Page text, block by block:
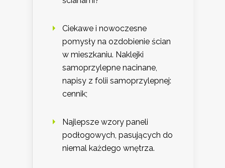
Ciekawe i nowoczesne
pomysły na ozdobienie ścian
w mieszkaniu. Naklejki
samoprzylepne nacinane,
napisy z folii samoprzylepnej:
cennik;
Najlepsze wzory paneli
podłogowych, pasujących do
niemal każdego wnętrza.